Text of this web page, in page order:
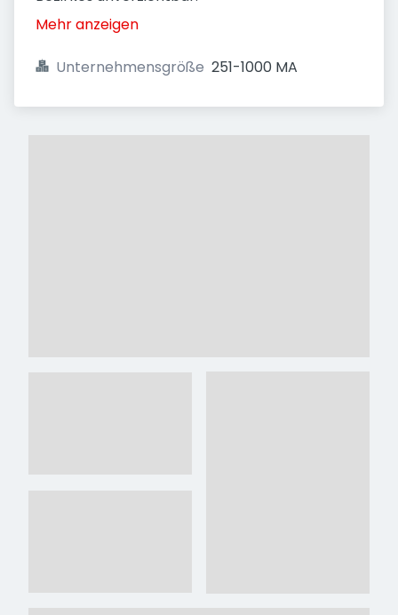
Mehr anzeigen
Unternehmensgröße 251-1000 MA